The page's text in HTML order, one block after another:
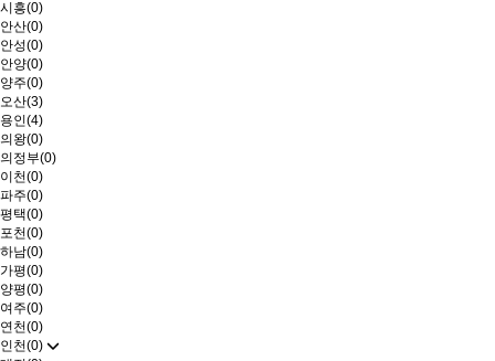
시흥(0)
안산(0)
안성(0)
안양(0)
양주(0)
오산(3)
용인(4)
의왕(0)
의정부(0)
이천(0)
파주(0)
평택(0)
포천(0)
하남(0)
가평(0)
양평(0)
여주(0)
연천(0)
인천(0)